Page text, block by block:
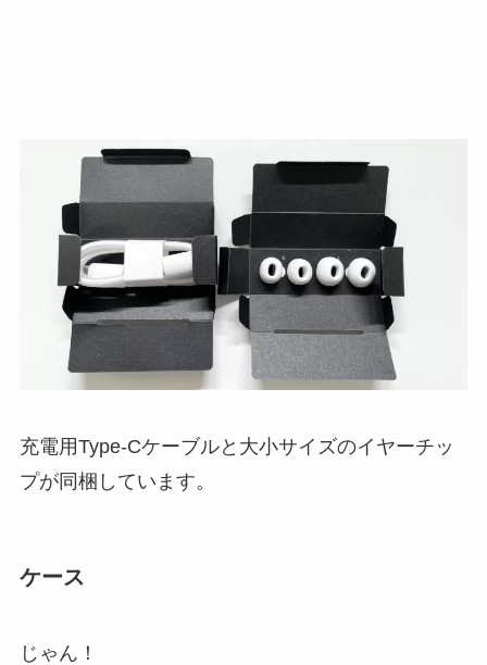
充電用Type-Cケーブルと大小サイズのイヤーチッ
プが同梱しています。
ケース
じゃん！